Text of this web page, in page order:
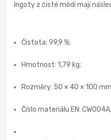
Ingoty z čisté mědi mají
Čistota: 99,9 %;
Hmotnost: 1,79 kg;
Rozměry: 50 × 40 × 100
Číslo materiálu EN: CW004A;